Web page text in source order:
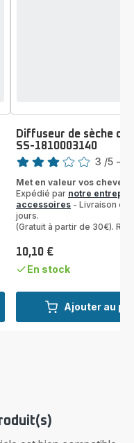
Ajouter au
Diffuseur de sèche
SS-1810003140
Note
3
étoiles
(moyenne)
3 /5 -
Met en valeur vos
Expédié par notre entrepôt
accessoires - Livraison de
jours.
(Gratuit à partir de 30€).
Prix
10,10 €
En stock